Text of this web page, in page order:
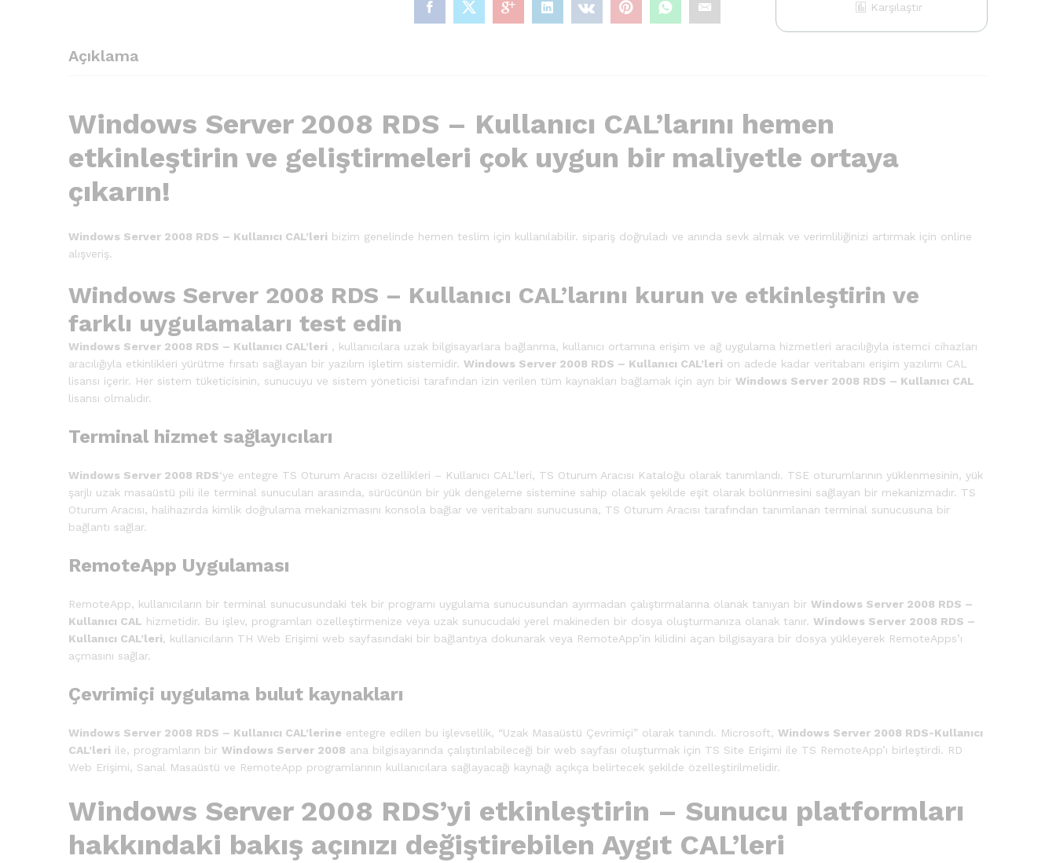
Karşılaştır
Açıklama
Windows Server 2008 RDS – Kullanıcı CAL’larını hemen
etkinleştirin ve geliştirmeleri çok uygun bir maliyetle ortaya
çıkarın!
Windows Server 2008 RDS – Kullanıcı CAL’leri bizim genelinde hemen teslim için kullanılabilir. sipariş doğruladı ve anında sevk almak ve verimliliğinizi artırmak için online
alışveriş.
Windows Server 2008 RDS – Kullanıcı CAL’larını kurun ve etkinleştirin ve
farklı uygulamaları test edin
Windows Server 2008 RDS – Kullanıcı CAL’leri , kullanıcılara uzak bilgisayarlara bağlanma, kullanıcı ortamına erişim ve ağ uygulama hizmetleri aracılığıyla istemci cihazları
aracılığıyla etkinlikleri yürütme fırsatı sağlayan bir yazılım işletim sistemidir. Windows Server 2008 RDS – Kullanıcı CAL’leri on adede kadar veritabanı erişim yazılımı CAL
lisansı içerir. Her sistem tüketicisinin, sunucuyu ve sistem yöneticisi tarafından izin verilen tüm kaynakları bağlamak için ayrı bir Windows Server 2008 RDS – Kullanıcı CAL
lisansı olmalıdır.
Terminal hizmet sağlayıcıları
Windows Server 2008 RDS‘ye entegre TS Oturum Aracısı özellikleri – Kullanıcı CAL’leri, TS Oturum Aracısı Kataloğu olarak tanımlandı. TSE oturumlarının yüklenmesinin, yük
şarjlı uzak masaüstü pili ile terminal sunucuları arasında, sürücünün bir yük dengeleme sistemine sahip olacak şekilde eşit olarak bölünmesini sağlayan bir mekanizmadır. TS
Oturum Aracısı, halihazırda kimlik doğrulama mekanizmasını konsola bağlar ve veritabanı sunucusuna, TS Oturum Aracısı tarafından tanımlanan terminal sunucusuna bir
bağlantı sağlar.
RemoteApp Uygulaması
RemoteApp, kullanıcıların bir terminal sunucusundaki tek bir programı uygulama sunucusundan ayırmadan çalıştırmalarına olanak tanıyan bir Windows Server 2008 RDS –
Kullanıcı CAL hizmetidir. Bu işlev, programları özelleştirmenize veya uzak sunucudaki yerel makineden bir dosya oluşturmanıza olanak tanır. Windows Server 2008 RDS –
Kullanıcı CAL’leri, kullanıcıların TH Web Erişimi web sayfasındaki bir bağlantıya dokunarak veya RemoteApp’in kilidini açan bilgisayara bir dosya yükleyerek RemoteApps’ı
açmasını sağlar.
Çevrimiçi uygulama bulut kaynakları
Windows Server 2008 RDS – Kullanıcı CAL’lerine entegre edilen bu işlevsellik, “Uzak Masaüstü Çevrimiçi” olarak tanındı. Microsoft, Windows Server 2008 RDS-Kullanıcı
CAL’leri ile, programların bir Windows Server 2008 ana bilgisayarında çalıştırılabileceği bir web sayfası oluşturmak için TS Site Erişimi ile TS RemoteApp’ı birleştirdi. RD
Web Erişimi, Sanal Masaüstü ve RemoteApp programlarının kullanıcılara sağlayacağı kaynağı açıkça belirtecek şekilde özelleştirilmelidir.
Windows Server 2008 RDS’yi etkinleştirin – Sunucu platformları
hakkındaki bakış açınızı değiştirebilen Aygıt CAL’leri